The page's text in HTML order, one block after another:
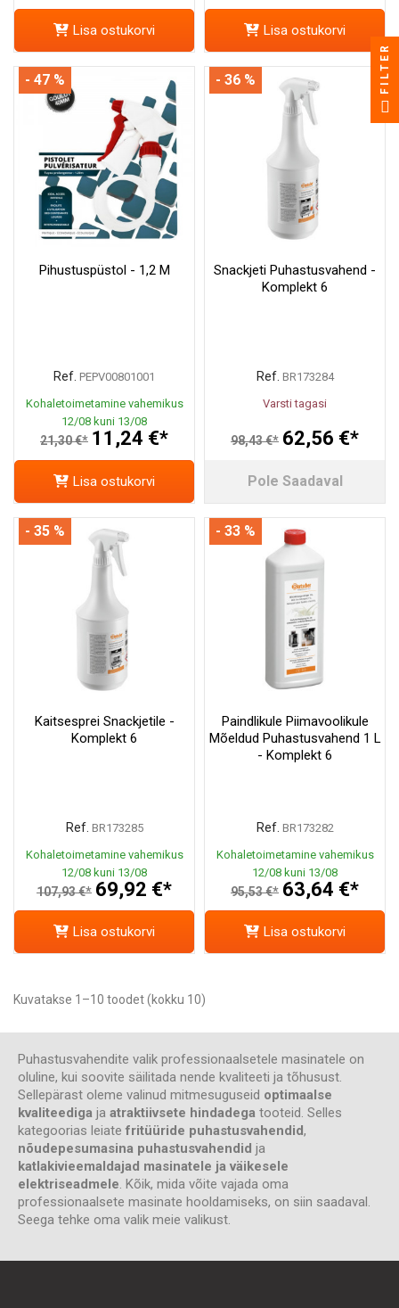
Lisa ostukorvi Lisa ostukorvi
Pihustuspüstol - 1,2 M
Ref. PEPV00801001
Kohaletoimetamine vahemikus
12/08 kuni 13/08
21,30 €* 11,24 €*
- 47 %
Lisa ostukorvi
Snackjeti Puhastusvahend -
Komplekt 6
Ref. BR173284
Varsti tagasi
98,43 €* 62,56 €*
- 36 %
Pole Saadaval
Kaitsesprei Snackjetile -
Komplekt 6
Ref. BR173285
Kohaletoimetamine vahemikus
12/08 kuni 13/08
107,93 €* 69,92 €*
- 35 %
Lisa ostukorvi
Paindlikule Piimavoolikule
Mõeldud Puhastusvahend 1 L
- Komplekt 6
Ref. BR173282
Kohaletoimetamine vahemikus
12/08 kuni 13/08
95,53 €* 63,64 €*
- 33 %
Lisa ostukorvi
Kuvatakse 1–10 toodet (kokku 10)
Puhastusvahendite valik professionaalsetele masinatele on
oluline, kui soovite säilitada nende kvaliteeti ja tõhusust.
Sellepärast oleme valinud mitmesuguseid optimaalse
kvaliteediga ja atraktiivsete hindadega tooteid. Selles
kategoorias leiate fritüüride puhastusvahendid,
nõudepesumasina puhastusvahendid ja
katlakivieemaldajad masinatele ja väikesele
elektriseadmele. Kõik, mida võite vajada oma
professionaalsete masinate hooldamiseks, on siin saadaval.
Seega tehke oma valik meie valikust.
FILTER